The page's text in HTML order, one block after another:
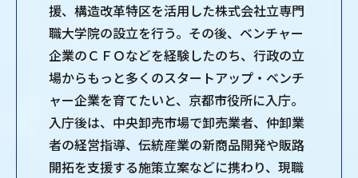
援、構造改革特区を活用した株式会社立専門
職大学院の設立を行う。その後、ベンチャー
企業のＣＦＯなどを経験したのち、行政の立
場からもっと多くのスタートアップ・ベンチ
ャー企業を育てたいと、京都市役所に入庁。
入庁後は、中央卸売市場で卸売業者、仲卸業
者の経営指導、伝統産業の新商品開発や販路
開拓を支援する施策立案などに携わり、現職